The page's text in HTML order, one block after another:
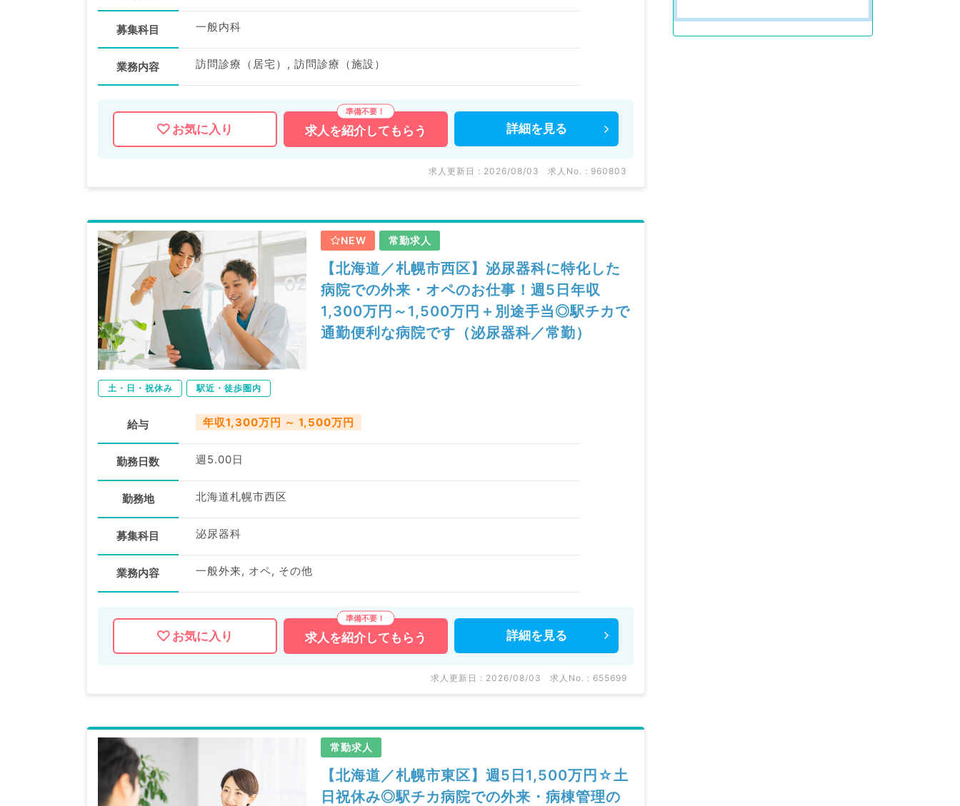
募集科目 一般内科
業務内容 訪問診療（居宅）, 訪問診療（施設）
お気に入り 求人を紹介してもらう 詳細を 見る
求人更新日 : 2026/08/03 求人No. : 960803
NEW 常勤求人
【北海道／札幌市西区】泌尿器科に特化した
病院での外来・オペのお仕事！週5日年収
1,300万円～1,500万円＋別途手当◎駅チカで
通勤便利な病院です（泌尿器科／常勤）
土・日・祝休み 駅近・徒歩圏内
給与 年収1,300万円 ～ 1,500万円
勤務日数 週5.00日
勤務地 北海道札幌市西区
募集科目 泌尿器科
業務内容 一般外来, オペ, その他
お気に入り 求人を紹介してもらう 詳細を 見る
求人更新日 : 2026/08/03 求人No. : 655699
常勤求人
【北海道／札幌市東区】週5日1,500万円☆土
日祝休み◎駅チカ病院での外来・病棟管理の